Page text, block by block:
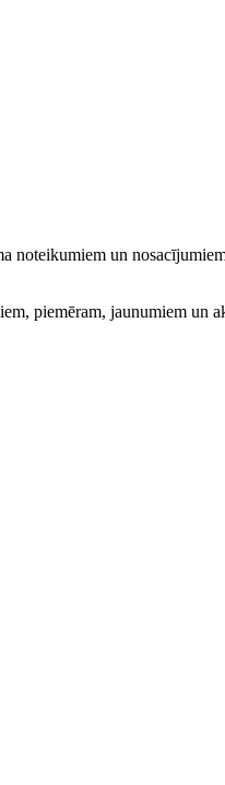
noteikumiem un
piemēram, jaunumiem un